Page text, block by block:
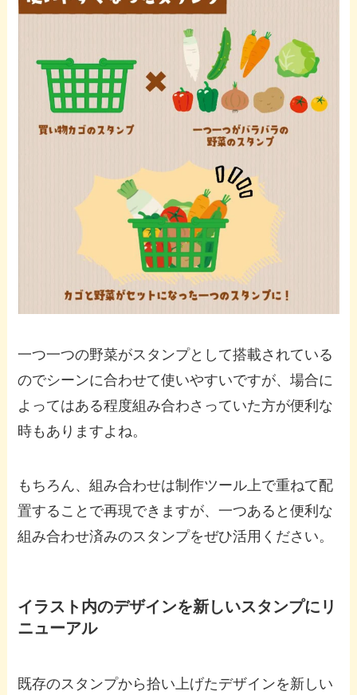
一つ一つの野菜がスタンプとして搭載されている
のでシーンに合わせて使いやすいですが、場合に
よってはある程度組み合わさっていた方が便利な
時もありますよね。
もちろん、組み合わせは制作ツール上で重ねて配
置することで再現できますが、一つあると便利な
組み合わせ済みのスタンプをぜひ活用ください。
イラスト内のデザインを新しいスタンプにリ
ニューアル
既存のスタンプから拾い上げたデザインを新しい